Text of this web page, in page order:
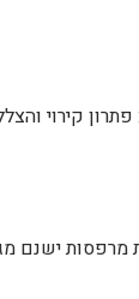
פתרון קירוי
ישנם